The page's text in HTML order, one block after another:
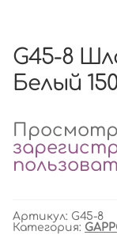
G45-8
Белый
Артикул: G45-8
Категория: